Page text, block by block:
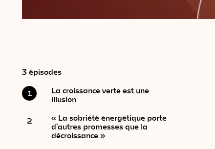
3 épisodes
1
La croissance verte est une
illusion
2
« La sobriété énergétique porte
d’autres promesses que la
décroissance »